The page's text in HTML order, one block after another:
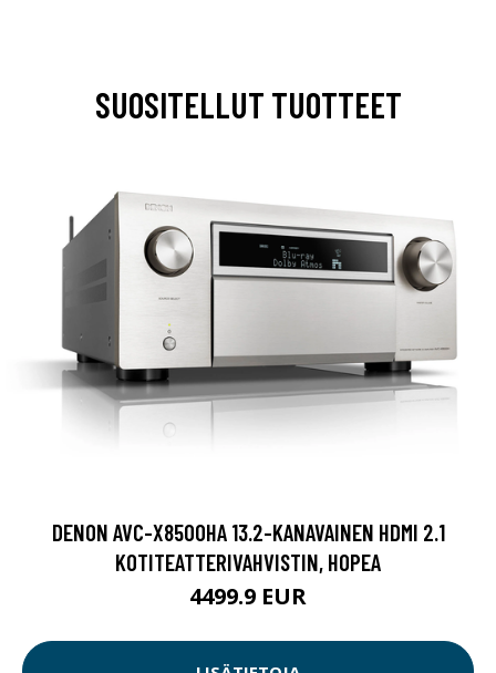
SUOSITELLUT TUOTTEET
DENON AVC-X8500HA 13.2-KANAVAINEN HDMI 2.1
KOTITEATTERIVAHVISTIN, HOPEA
4499.9 EUR